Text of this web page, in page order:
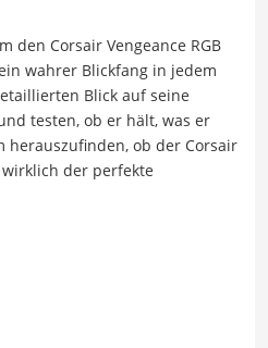
den Corsair Vengeance RGB
wahrer Blickfang in jedem
Blick auf seine
testen, ob er hält, was er
herauszufinden, ob der Corsair
wirklich der perfekte